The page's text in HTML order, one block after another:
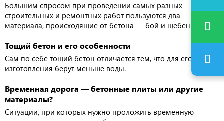
Большим спросом при проведении самых разных
строительных и ремонтных работ пользуются два
материала, происходящие от бетона — бой и щебень.
Тощий бетон и его особенности
Сам по себе тощий бетон отличается тем, что для его
изготовления берут меньше воды.
Временная дорога — бетонные плиты или другие
материалы?
Ситуации, при которых нужно проложить временную